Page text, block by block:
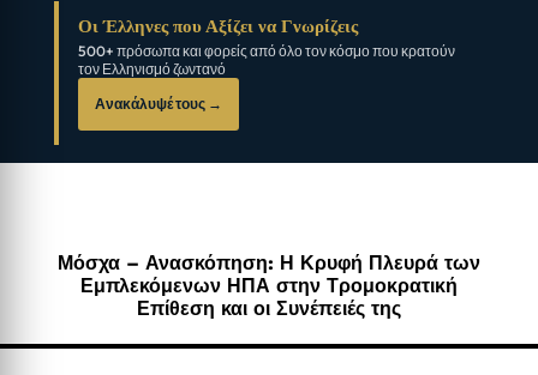
Οι Έλληνες που Αξίζει να Γνωρίζεις
500+ πρόσωπα και φορείς από όλο τον κόσμο που κρατούν
τον Ελληνισμό ζωντανό
Ανακάλυψέ τους →
Μόσχα – Ανασκόπηση: Η Κρυφή Πλευρά των
Εμπλεκόμενων ΗΠΑ στην Τρομοκρατική
Επίθεση και οι Συνέπειές της